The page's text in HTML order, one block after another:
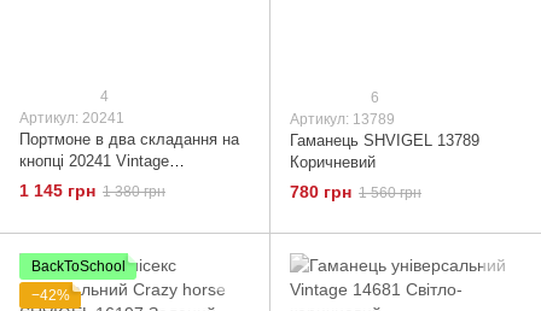
4
Артикул: 20241
Портмоне в два складання на
кнопці 20241 Vintage
Коричневе
1 145 грн 1 380 грн
6
Артикул: 13789
Гаманець SHVIGEL 13789
Коричневий
780 грн 1 560 грн
BackToSchool
−42%